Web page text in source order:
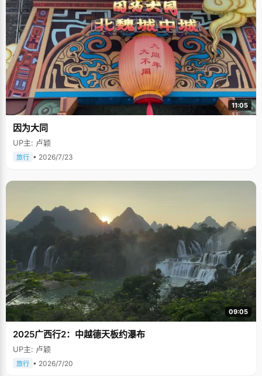
11:05
因为大同
UP主: 卢颖
旅行 • 2026/7/23
09:05
2025广西行2：中越德天板约瀑布
UP主: 卢颖
旅行 • 2026/7/20